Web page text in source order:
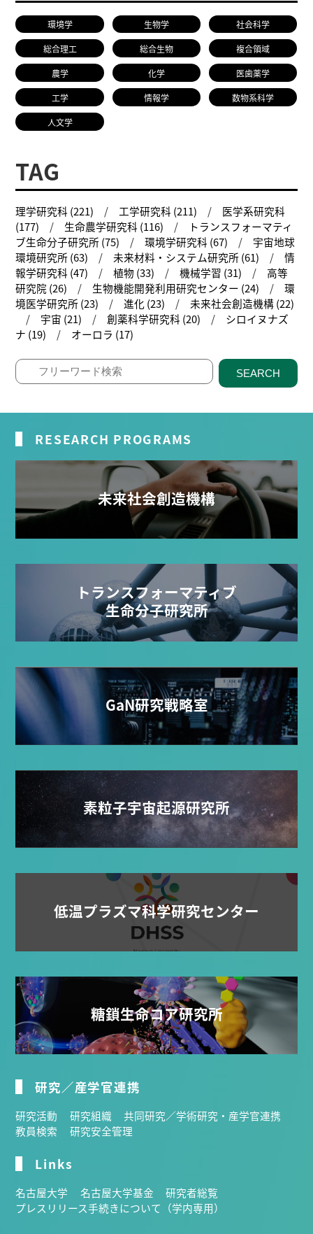
環境学 生物学 社会科学
総合理工 総合生物 複合領域
農学 化学 医歯薬学
工学 情報学 数物系科学
人文学
TAG
理学研究科 (221) 工学研究科 (211)
医学系研究科
(177)
生命農学研究科 (116)
トランスフォーマティ
ブ生命分子研究所 (75)
環境学研究科 (67)
宇宙地球
環境研究所 (63)
未来材料・システム研究所 (61)
情
報学研究科 (47)
植物 (33) 機械学習 (31)
高等
研究院 (26)
生物機能開発利用研究センター (24)
環
境医学研究所 (23)
進化 (23)
未来社会創造機構 (22)
宇宙 (21)
創薬科学研究科 (20)
シロイヌナズ
ナ (19)
オーロラ (17)
SEARCH
RESEARCH PROGRAMS
未来社会創造機構
トランスフォーマティブ
生命分子研究所
GaN研究戦略室
素粒子宇宙起源研究所
低温プラズマ科学研究センター
糖鎖生命コア研究所
研究／産学官連携
研究活動 研究組織
共同研究／学術研究・産学官連携
教員検索
研究安全管理
Links
名古屋大学 名古屋大学基金
研究者総覧
プレスリリース手続きについて（学内専用）